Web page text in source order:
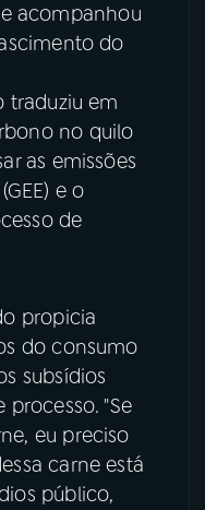
acompanhou
do
traduziu em
no quilo
as emissões
e o
de
propicia
do consumo
subsídios
processo. "Se
eu preciso
carne está
público,